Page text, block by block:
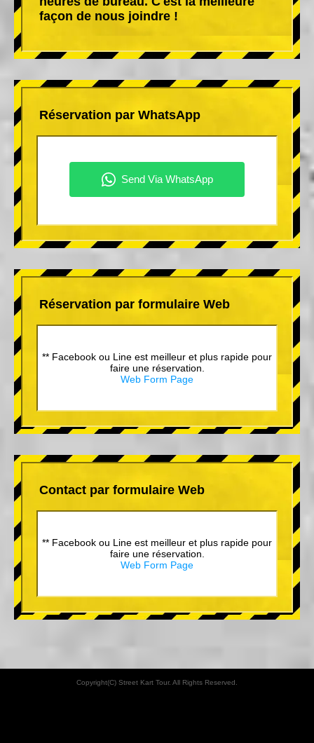
façon de nous joindre !
Réservation par WhatsApp
Réservation par formulaire Web
** Facebook ou Line est meilleur et plus rapide pour
faire une réservation.
Web Form Page
Contact par formulaire Web
** Facebook ou Line est meilleur et plus rapide pour
faire une réservation.
Web Form Page
Copyright(C) Street Kart Tour. All Rights Reserved.